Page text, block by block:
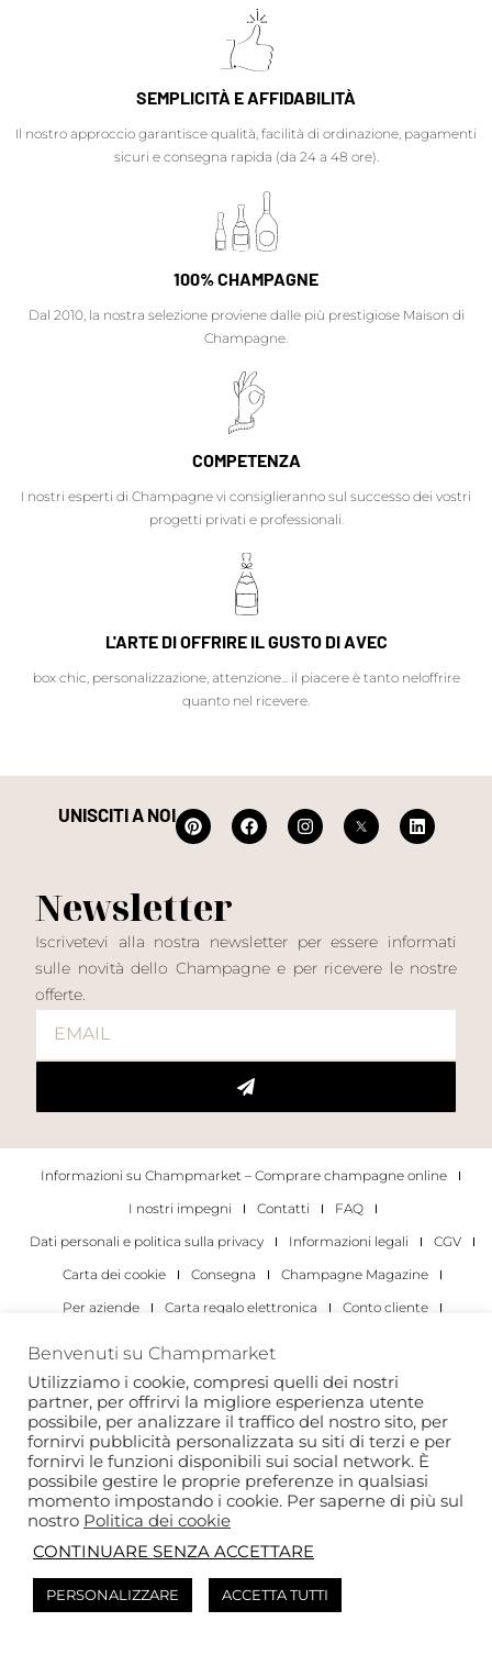
SEMPLICITÀ E AFFIDABILITÀ
Il nostro approccio garantisce qualità, facilità di ordinazione, pagamenti
sicuri e consegna rapida (da 24 a 48 ore).
100% CHAMPAGNE
Dal 2010, la nostra selezione proviene dalle più prestigiose Maison di
Champagne.
COMPETENZA
I nostri esperti di Champagne vi consiglieranno sul successo dei vostri
progetti privati e professionali.
L'ARTE DI OFFRIRE IL GUSTO DI AVEC
box chic, personalizzazione, attenzione... il piacere è tanto neloffrire
quanto nel ricevere.
UNISCITI A NOI
Newsletter
Iscrivetevi alla nostra newsletter per essere informati
sulle novità dello Champagne e per ricevere le nostre
offerte.
Informazioni su Champmarket – Comprare champagne online
I nostri impegni
Contatti
FAQ
Dati personali e politica sulla privacy
Informazioni legali
CGV
Carta dei cookie
Consegna
Champagne Magazine
Per aziende
Carta regalo elettronica
Conto cliente
Per gli individui
Per le aziende
Copyright 2022 © tutti i diritti riservati. Champmarket.
Benvenuti su Champmarket
Utilizziamo i cookie, compresi quelli dei nostri
partner, per offrirvi la migliore esperienza utente
possibile, per analizzare il traffico del nostro sito, per
fornirvi pubblicità personalizzata su siti di terzi e per
fornirvi le funzioni disponibili sui social network. È
possibile gestire le proprie preferenze in qualsiasi
momento impostando i cookie. Per saperne di più sul
nostro Politica dei cookie
CONTINUARE SENZA ACCETTARE
PERSONALIZZARE ACCETTA TUTTI